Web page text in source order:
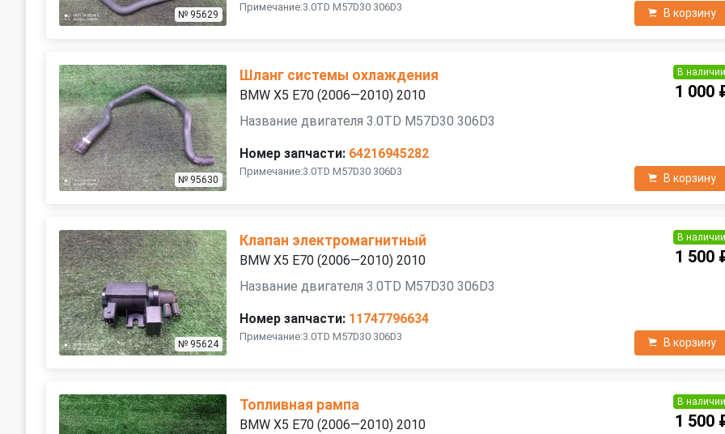
№ 95629
Примечание:3.0TD M57D30 306D3 В корзину
№ 95630
Шланг системы охлаждения
BMW X5 E70 (2006—2010) 2010
Название двигателя 3.0TD M57D30 306D3
Номер запчасти: 64216945282
Примечание:3.0TD M57D30 306D3
В наличии
1 000
В корзину
№ 95624
Клапан электромагнитный
BMW X5 E70 (2006—2010) 2010
Название двигателя 3.0TD M57D30 306D3
Номер запчасти: 11747796634
Примечание:3.0TD M57D30 306D3
В наличии
1 500
В корзину
Топливная рампа
BMW X5 E70 (2006—2010) 2010
В наличии
1 500